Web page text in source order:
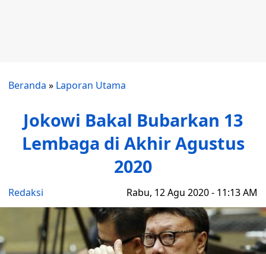
Beranda » Laporan Utama
Jokowi Bakal Bubarkan 13
Lembaga di Akhir Agustus
2020
Redaksi Rabu, 12 Agu 2020 - 11:13 AM